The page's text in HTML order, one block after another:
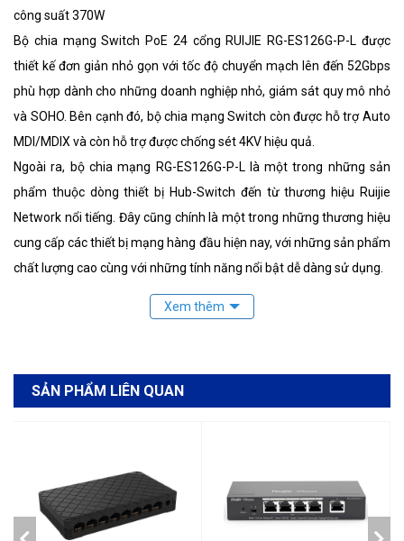
công suất 370W
Bộ chia mạng Switch PoE 24 cổng RUIJIE RG-ES126G-P-L được
thiết kế đơn giản nhỏ gọn với tốc độ chuyển mạch lên đến 52Gbps
phù hợp dành cho những doanh nghiệp nhỏ, giám sát quy mô nhỏ
và SOHO. Bên cạnh đó, bộ chia mạng Switch còn được hỗ trợ Auto
MDI/MDIX và còn hỗ trợ được chống sét 4KV hiệu quả.
Ngoài ra, bộ chia mạng RG-ES126G-P-L là một trong những sản
phẩm thuộc dòng thiết bị Hub-Switch đến từ thương hiệu Ruijie
Network nổi tiếng. Đây cũng chính là một trong những thương hiệu
cung cấp các thiết bị mạng hàng đầu hiện nay, với những sản phẩm
chất lượng cao cùng với những tính năng nổi bật dễ dàng sử dụng.
SẢN PHẨM LIÊN QUAN